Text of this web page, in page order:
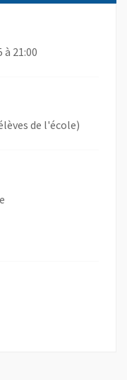
à 21:00
de l'école)